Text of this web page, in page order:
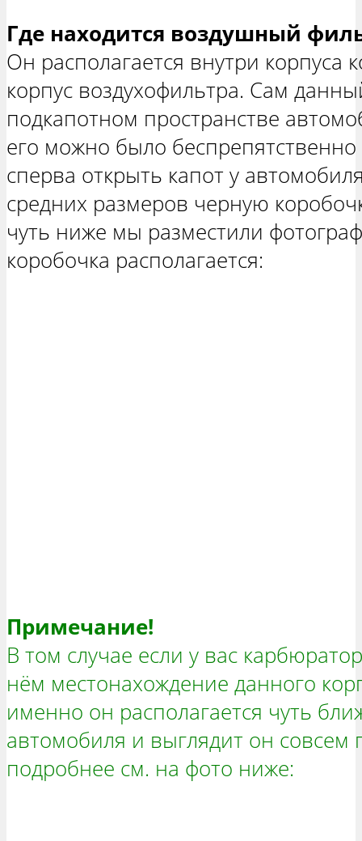
Где находится воздушный
Он располагается внутри корпуса
корпус воздухофильтра. Сам
подкапотном пространстве
его можно было
сперва открыть капот у
средних размеров черную
чуть ниже мы разместили
коробочка располагается:
Примечание!
В том случае если у вас
нём местонахождение данного
именно он располагается чуть
автомобиля и выглядит он совсем
подробнее см. на фото ниже: